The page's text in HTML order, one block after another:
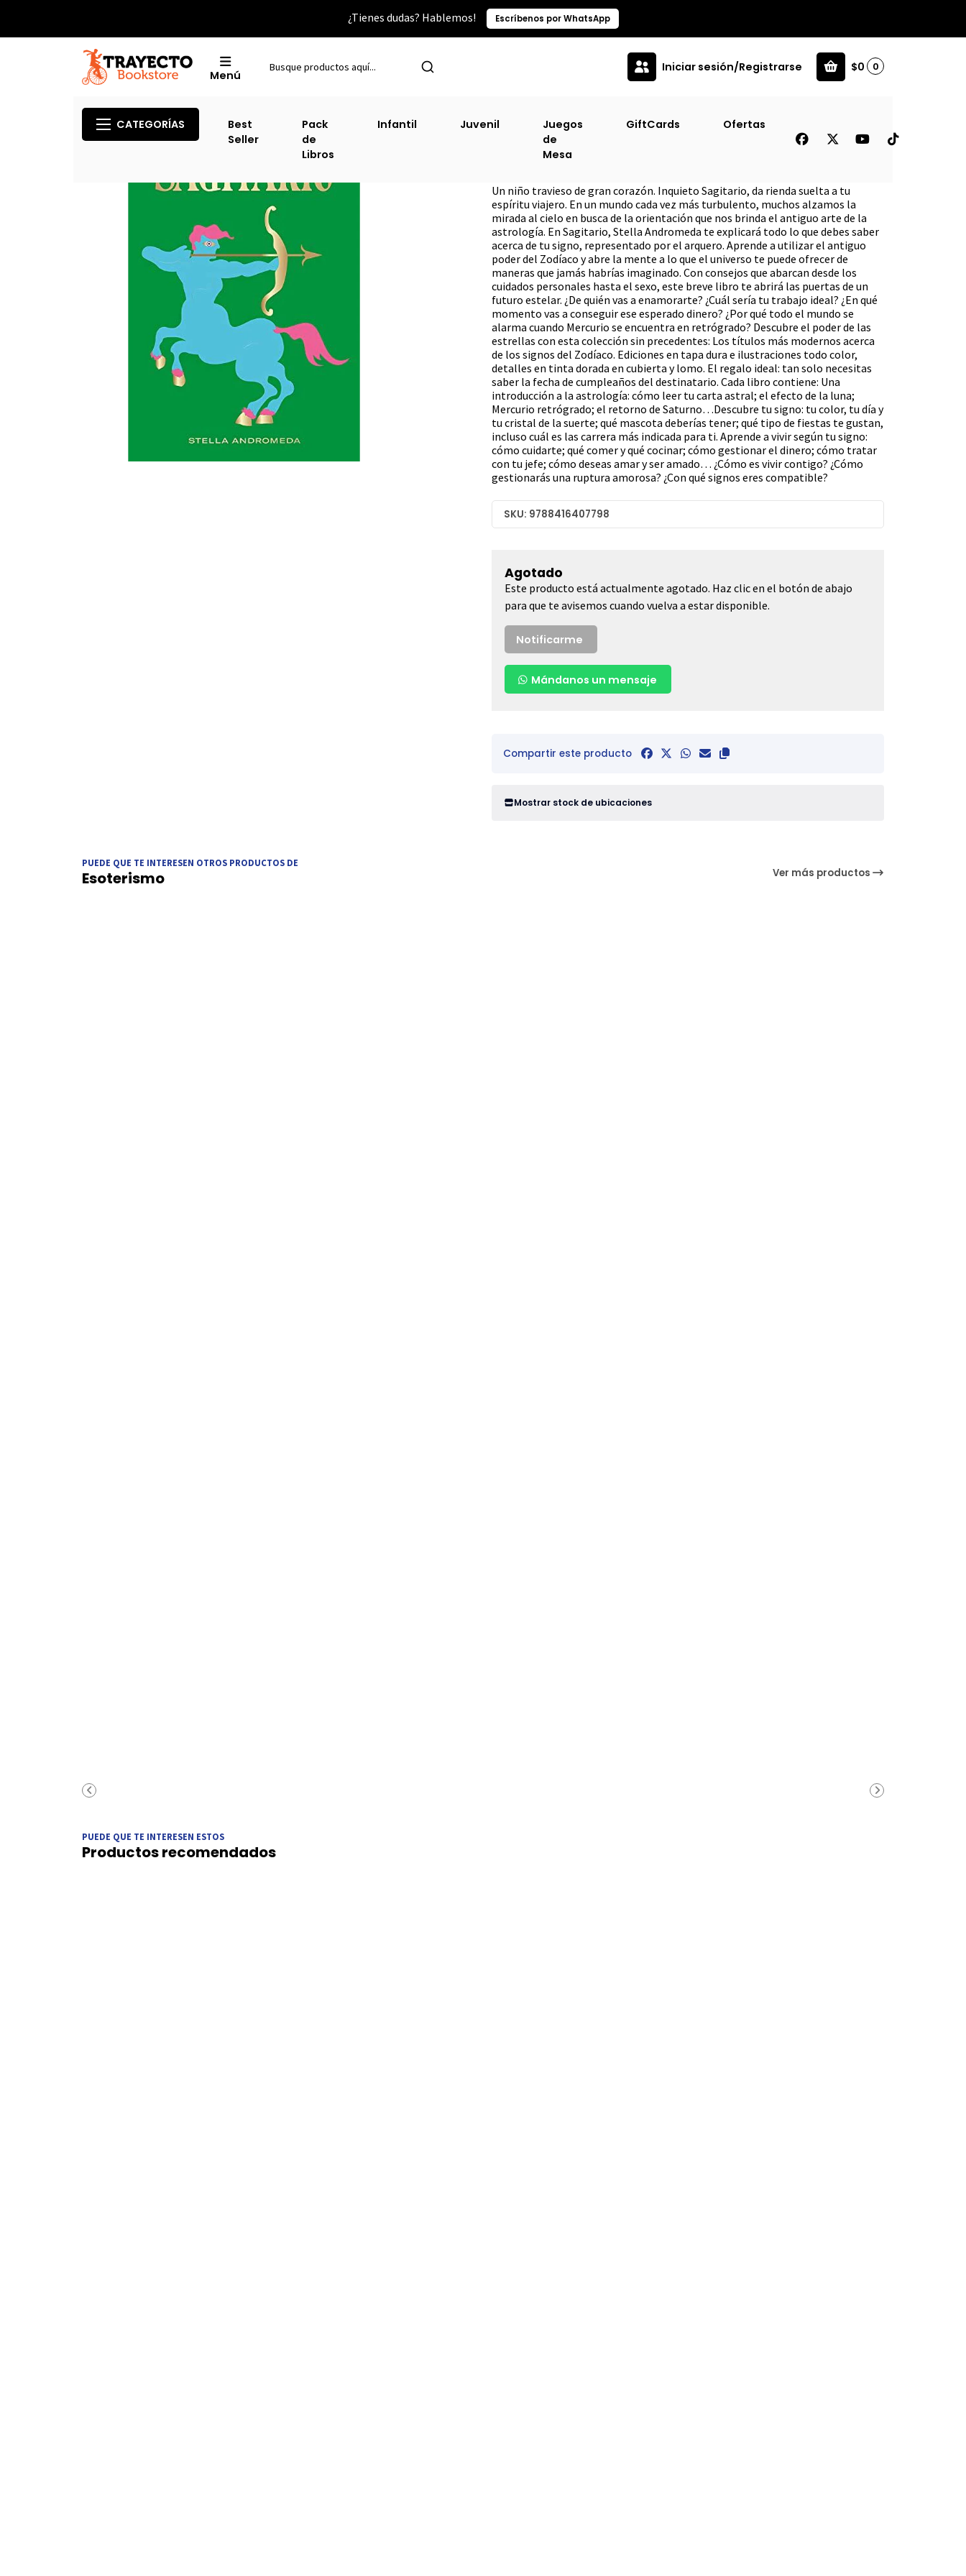
¿Tienes dudas? Hablemos! Escríbenos por WhatsApp
Menú
Iniciar sesión/Registrarse $0 0
CATEGORÍAS
Best
Seller
Pack
de
Libros
Infantil Juvenil
Juegos
de
Mesa
GiftCards Ofertas
Sagitario [Eso]
Un niño travieso de gran corazón. Inquieto Sagitario, da rienda suelta a tu
espíritu viajero. En un mundo cada vez más turbulento, muchos alzamos la
mirada al cielo en busca de la orientación que nos brinda el antiguo arte de la
astrología. En Sagitario, Stella Andromeda te explicará todo lo que debes saber
acerca de tu signo, representado por el arquero. Aprende a utilizar el antiguo
poder del Zodíaco y abre la mente a lo que el universo te puede ofrecer de
maneras que jamás habrías imaginado. Con consejos que abarcan desde los
cuidados personales hasta el sexo, este breve libro te abrirá las puertas de un
futuro estelar. ¿De quién vas a enamorarte? ¿Cuál sería tu trabajo ideal? ¿En qué
momento vas a conseguir ese esperado dinero? ¿Por qué todo el mundo se
alarma cuando Mercurio se encuentra en retrógrado? Descubre el poder de las
estrellas con esta colección sin precedentes: Los títulos más modernos acerca
de los signos del Zodíaco. Ediciones en tapa dura e ilustraciones todo color,
detalles en tinta dorada en cubierta y lomo. El regalo ideal: tan solo necesitas
saber la fecha de cumpleaños del destinatario. Cada libro contiene: Una
introducción a la astrología: cómo leer tu carta astral; el efecto de la luna;
Mercurio retrógrado; el retorno de Saturno…Descubre tu signo: tu color, tu día y
tu cristal de la suerte; qué mascota deberías tener; qué tipo de fiestas te gustan,
incluso cuál es las carrera más indicada para ti. Aprende a vivir según tu signo:
cómo cuidarte; qué comer y qué cocinar; cómo gestionar el dinero; cómo tratar
con tu jefe; cómo deseas amar y ser amado… ¿Cómo es vivir contigo? ¿Cómo
gestionarás una ruptura amorosa? ¿Con qué signos eres compatible?
SKU: 9788416407798
Agotado
Este producto está actualmente agotado. Haz clic en el botón de abajo
para que te avisemos cuando vuelva a estar disponible.
Notificarme
Mándanos un mensaje
Compartir este producto
Mostrar stock de ubicaciones
PUEDE QUE TE INTERESEN OTROS PRODUCTOS DE
Esoterismo Ver más productos
PUEDE QUE TE INTERESEN ESTOS
Productos recomendados